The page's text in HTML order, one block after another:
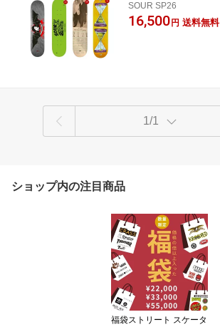
SOUR SP26
16,500 円 送料無料
1/1
ショップ内の注目商品
福袋ストリート スケータ